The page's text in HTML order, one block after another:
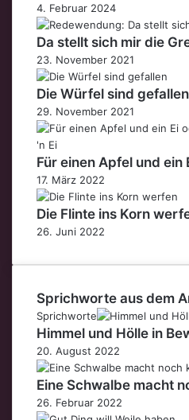
4. Februar 2024
Da stellt sich mir die
23. November 2021
Die Würfel sind gefallen
29. November 2021
Für einen Apfel und ein
17. März 2022
Die Flinte ins Korn
26. Juni 2022
Sprichworte aus dem
Sprichworte
Himmel und Hölle in
20. August 2022
Eine Schwalbe macht
26. Februar 2022